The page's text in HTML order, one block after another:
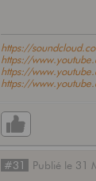
https://
https://
https://
https://
#31 Publié le 31